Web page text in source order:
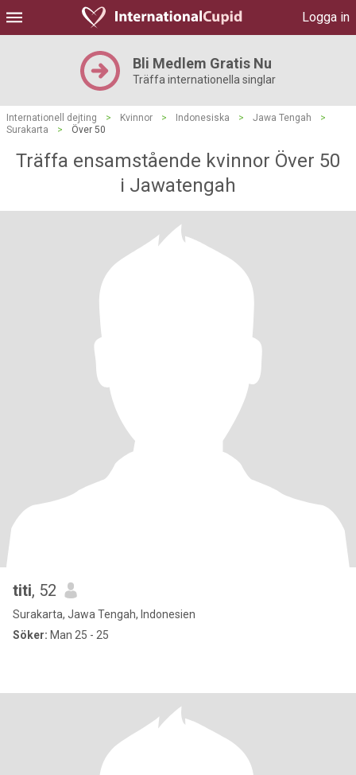
Logga in
Bli Medlem Gratis Nu
Träffa internationella singlar
Internationell dejting > Kvinnor > Indonesiska > Jawa Tengah
>
Surakarta
> Över 50
Träffa ensamstående kvinnor Över 50
i Jawatengah
titi, 52
Surakarta, Jawa Tengah, Indonesien
Söker: Man 25 - 25